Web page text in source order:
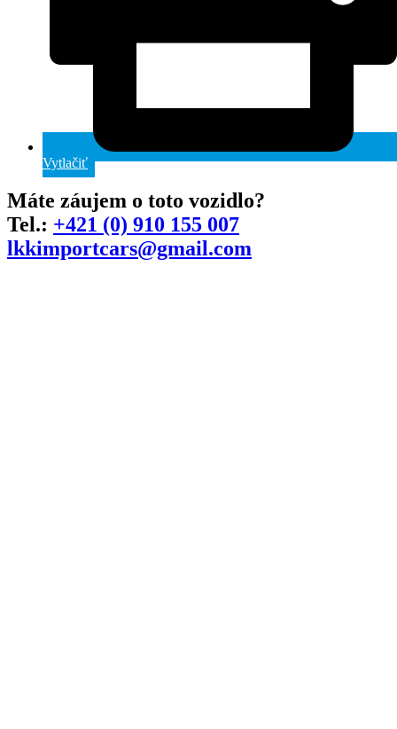
Vytlačiť
Máte záujem o toto vozidlo?
Tel.: +421 (0) 910 155 007
lkkimportcars@gmail.com